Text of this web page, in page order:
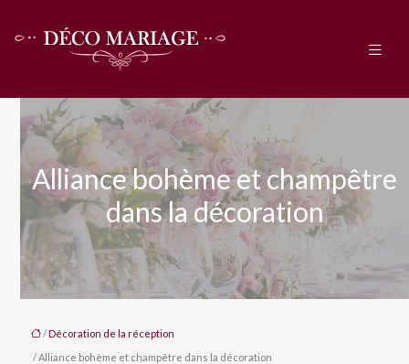
Alliance bohème et champêtre
dans la décoration
/Décoration de la réception
/ Alliance bohème et champêtre dans la décoration